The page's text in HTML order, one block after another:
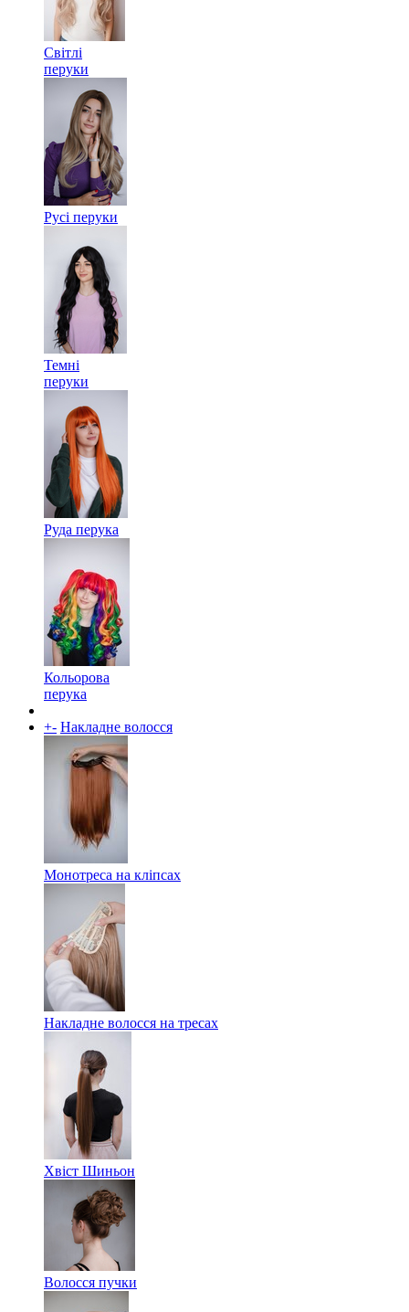
Світлі
перуки
Русі перуки
Темні
перуки
Руда перука
Кольорова
перука
+- Накладне волосся
Монотреса на кліпсах
Накладне волосся на тресах
Хвіст Шиньон
Волосся пучки